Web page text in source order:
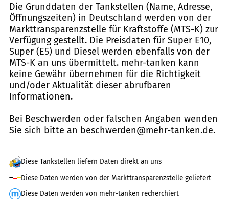
Die Grunddaten der Tankstellen (Name, Adresse,
Öffnungszeiten) in Deutschland werden von der
Markttransparenzstelle für Kraftstoffe (MTS-K) zur
Verfügung gestellt. Die Preisdaten für Super E10,
Super (E5) und Diesel werden ebenfalls von der
MTS-K an uns übermittelt. mehr-tanken kann
keine Gewähr übernehmen für die Richtigkeit
und/oder Aktualität dieser abrufbaren
Informationen.
Bei Beschwerden oder falschen Angaben wenden
Sie sich bitte an beschwerden@mehr-tanken.de.
Diese Tankstellen liefern Daten direkt an uns
Diese Daten werden von der Markttransparenzstelle geliefert
Diese Daten werden von mehr-tanken recherchiert